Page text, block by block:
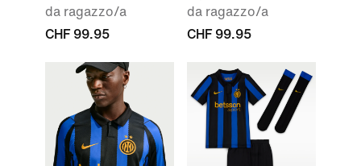
da ragazzo/a
CHF 99.95
da ragazzo/a
CHF 99.95